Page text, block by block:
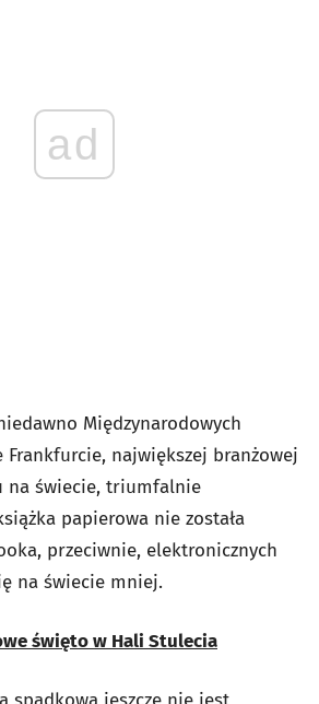
ad
Międzynarodowych
Frankfurcie, największej branżowej
na świecie, triumfalnie
papierowa nie została
przeciwnie, elektronicznych
na świecie mniej.
święto w Hali Stulecia